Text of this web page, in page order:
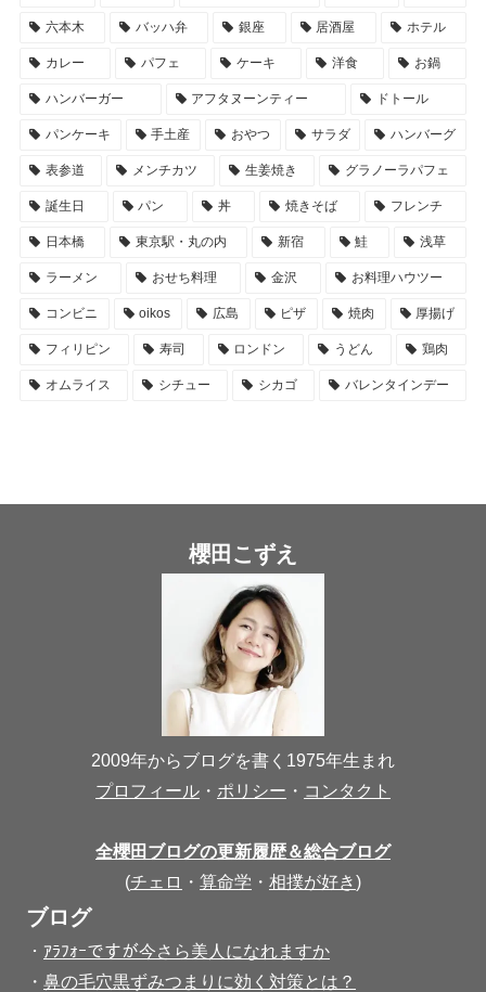
六本木 バッハ弁 銀座 居酒屋 ホテル
カレー パフェ ケーキ 洋食 お鍋
ハンバーガー アフタヌーンティー ドトール
パンケーキ 手土産 おやつ サラダ ハンバーグ
表参道 メンチカツ 生姜焼き グラノーラパフェ
誕生日 パン 丼 焼きそば フレンチ
日本橋 東京駅・丸の内 新宿 鮭 浅草
ラーメン おせち料理 金沢 お料理ハウツー
コンビニ oikos 広島 ピザ 焼肉 厚揚げ
フィリピン 寿司 ロンドン うどん 鶏肉
オムライス シチュー シカゴ バレンタインデー
櫻田こずえ
2009年からブログを書く1975年生まれ
プロフィール ・ ポリシー ・ コンタクト
全櫻田ブログの更新履歴＆総合ブログ
(チェロ ・ 算命学 ・ 相撲が好き)
ブログ
・ ｱﾗﾌｫｰですが今さら美人になれますか
・ 鼻の毛穴黒ずみつまりに効く対策とは？